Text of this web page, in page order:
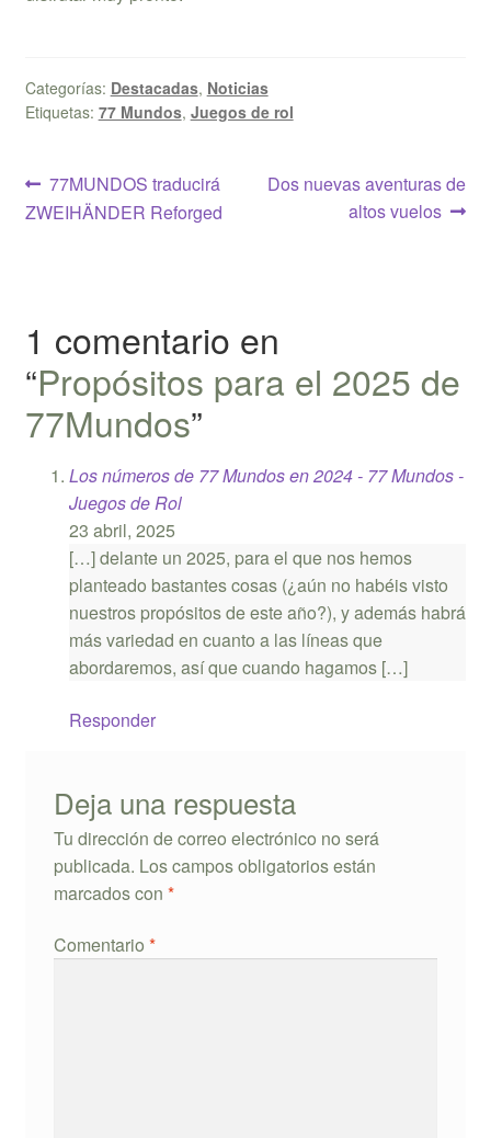
Categorías: Destacadas, Noticias
Etiquetas: 77 Mundos, Juegos de rol
Navegación
de
Anterior:
77MUNDOS traducirá
ZWEIHÄNDER Reforged
Siguiente:
Dos nuevas aventuras de
altos vuelos
1 comentario en
“Propósitos para el 2025 de
77Mundos”
Los números de 77 Mundos en 2024 - 77 Mundos -
Juegos de Rol
23 abril, 2025
[…] delante un 2025, para el que nos hemos
planteado bastantes cosas (¿aún no habéis visto
nuestros propósitos de este año?), y además habrá
más variedad en cuanto a las líneas que
abordaremos, así que cuando hagamos […]
Responder
Deja una respuesta
Tu dirección de correo electrónico no será
publicada. Los campos obligatorios están
marcados con *
Comentario *